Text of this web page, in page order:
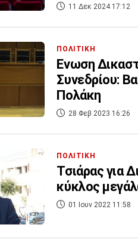
11 Δεκ 2024 17:12
ΠΟΛΙΤΙΚΗ
Ενωση
Συνεδρίου:
Πολάκη
28 Φεβ 2023 16:26
ΠΟΛΙΤΙΚΗ
Τσιάρας για
κύκλος
01 Ιουν 2022 11:58